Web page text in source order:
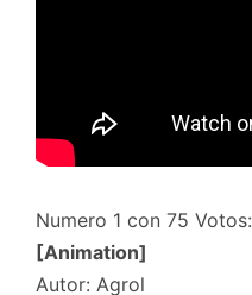
Numero 1 con 75 Votos:
[Animation]
Autor: Agrol